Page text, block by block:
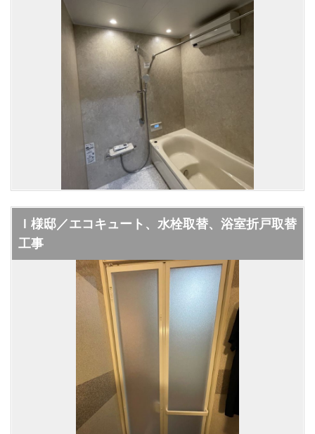
Ｉ様邸／エコキュート、水栓取替、浴室折戸取替
工事